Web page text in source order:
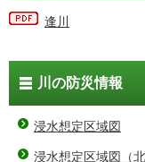
逢川
川の防災情報
浸水想定区域図
浸水想定区域図（北